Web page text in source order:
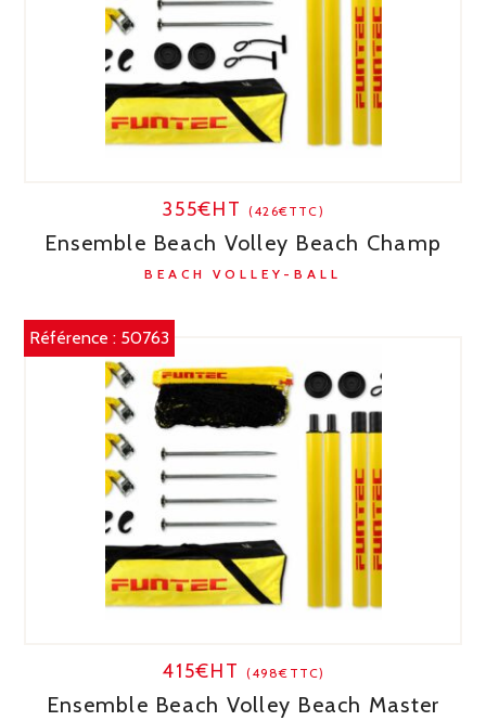
355€HT(426€TTC)
Ensemble Beach Volley Beach Champ
BEACH VOLLEY-BALL
Référence : 50763
415€HT (498€TTC)
Ensemble Beach Volley Beach Master